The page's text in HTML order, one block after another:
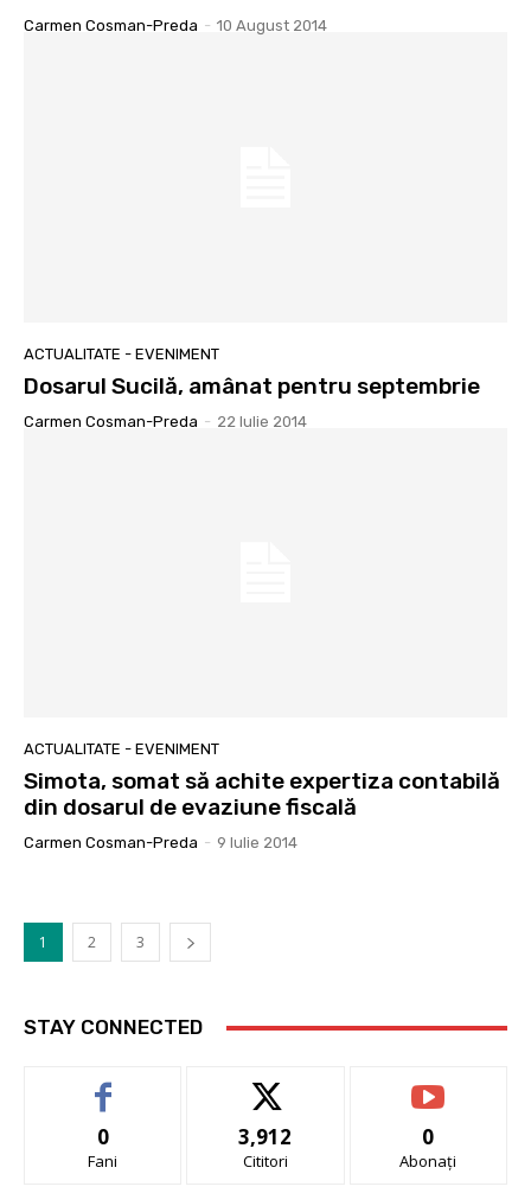
Carmen Cosman-Preda - 10 August 2014
ACTUALITATE - EVENIMENT
Dosarul Sucilă, amânat pentru septembrie
Carmen Cosman-Preda - 22 Iulie 2014
ACTUALITATE - EVENIMENT
Simota, somat să achite expertiza contabilă
din dosarul de evaziune fiscală
Carmen Cosman-Preda - 9 Iulie 2014
1 2 3
STAY CONNECTED
0
Fani
3,912
Cititori
0
Abonați